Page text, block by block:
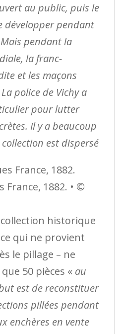
au public, puis le
développer pendant
pendant la
la franc-
et les maçons
police de Vichy a
pour lutter
Il y a beaucoup
est dispersé
France, 1882. • ©
collection historique
qui ne provient
le pillage – ne
50 pièces « au
est de reconstituer
pillées pendant
enchères en vente